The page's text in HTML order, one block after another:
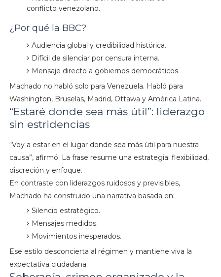
conflicto venezolano.
¿Por qué la BBC?
Audiencia global y credibilidad histórica.
Difícil de silenciar por censura interna.
Mensaje directo a gobiernos democráticos.
Machado no habló solo para Venezuela. Habló para
Washington, Bruselas, Madrid, Ottawa y América Latina.
“Estaré donde sea más útil”: liderazgo
sin estridencias
“Voy a estar en el lugar donde sea más útil para nuestra
causa”, afirmó. La frase resume una estrategia: flexibilidad,
discreción y enfoque.
En contraste con liderazgos ruidosos y previsibles,
Machado ha construido una narrativa basada en:
Silencio estratégico.
Mensajes medidos.
Movimientos inesperados.
Ese estilo desconcierta al régimen y mantiene viva la
expectativa ciudadana.